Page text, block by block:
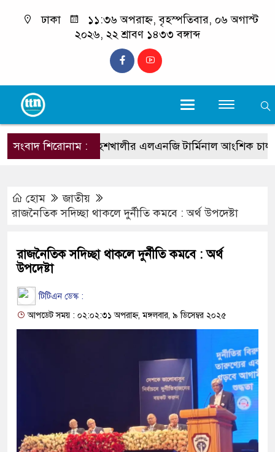
ঢাকা
১১:৩৬ অপরাহ্ন, বৃহস্পতিবার, ০৬ অগাস্ট
২০২৬, ২২ শ্রাবণ ১৪৩৩ বঙ্গাব্দ
সংবাদ শিরোনাম :মহেশখালীর এলএনজি টার্মিনাল আংশিক চালু,
হোম
জাতীয়
রাজনৈতিক সদিচ্ছা থাকলে দুর্নীতি কমবে : অর্থ উপদেষ্টা
রাজনৈতিক সদিচ্ছা থাকলে দুর্নীতি কমবে : অর্থ
উপদেষ্টা
টিটিএন ডেস্ক :
আপডেট সময় : ০২:০২:৩১ অপরাহ্ন, মঙ্গলবার, ৯ ডিসেম্বর ২০২৫